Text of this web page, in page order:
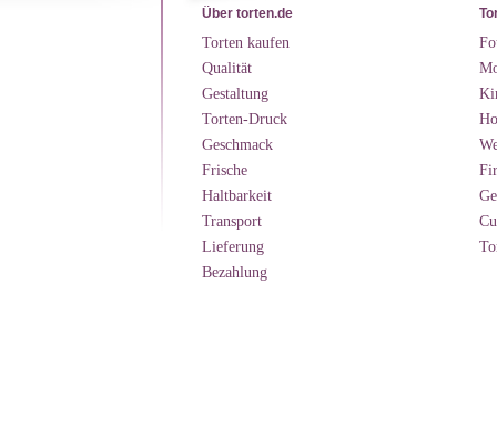
Über torten.de
Torten kaufen
Qualität
Gestaltung
Torten-Druck
Geschmack
Frische
Haltbarkeit
Transport
Lieferung
Bezahlung